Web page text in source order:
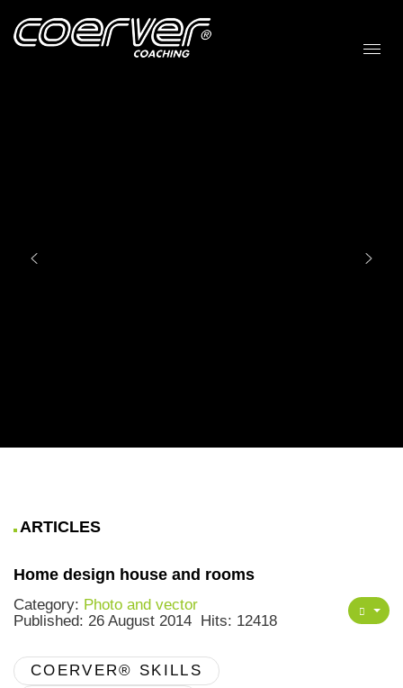
ARTICLES
Home design house and rooms
Category: Photo and vector
Published: 26 August 2014 Hits: 12418
COERVER® SKILLS